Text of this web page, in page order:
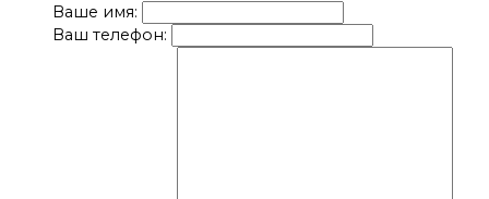
Ваше имя:
Ваш телефон: